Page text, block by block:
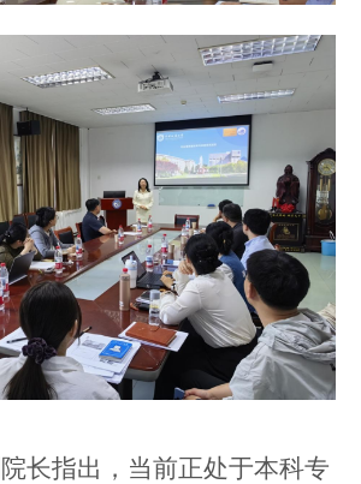
长指出，当前正处于本科专